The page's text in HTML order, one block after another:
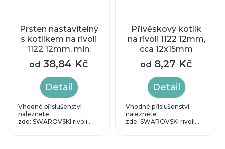
Prsten nastavitelný
s kotlíkem na rivoli
1122 12mm, min.
vnitřní průměr cca
16mm
od 38,84 Kč
Detail
Vhodné příslušenství
naleznete
zde: SWAROVSKI rivoli...
Přívěskový kotlík
na rivoli 1122 12mm,
cca 12x15mm
od 8,27 Kč
Detail
Vhodné příslušenství
naleznete
zde: SWAROVSKI rivoli...